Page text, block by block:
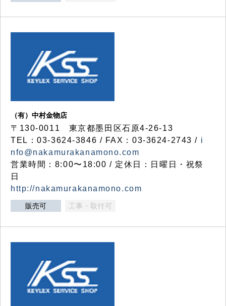
（有）中村金物店
〒130-0011 東京都墨田区石原4-26-13
TEL：03-3624-3846 / FAX：03-3624-2743 / i
nfo@nakamurakanamono.com
営業時間：8:00〜18:00 / 定休日：日曜日・祝祭
日
http://nakamurakanamono.com
販売可 工事・取付可